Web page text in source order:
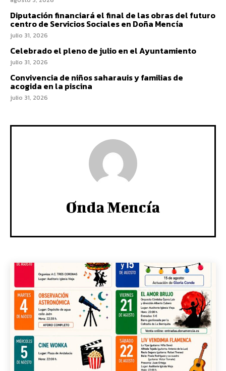
Diputación financiará el final de las obras del futuro
centro de Servicios Sociales en Doña Mencía
julio 31, 2026
Celebrado el pleno de julio en el Ayuntamiento
julio 31, 2026
Convivencia de niños saharauis y familias de
acogida en la piscina
julio 31, 2026
Onda Mencía